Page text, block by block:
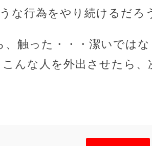
な行為をやり続けるだろ
触った・・・潔いでは
んな人を外出させたら、